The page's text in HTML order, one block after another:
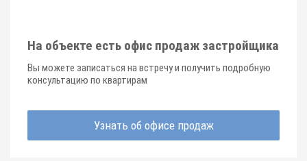
На объекте есть офис продаж застройщика
Вы можете записаться на встречу и получить подробную
консультацию по квартирам
Узнать об офисе продаж